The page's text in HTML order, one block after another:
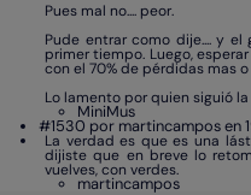
Pues mal no.... peor.
Pude entrar como dije.... y
primer tiempo. Luego,
con el 70% de pérdidas mas o
Lo lamento por quien siguió
MiniMus
#1530 por martincampos en
La verdad es que es una
dijiste que en breve lo
vuelves, con verdes.
martincampos